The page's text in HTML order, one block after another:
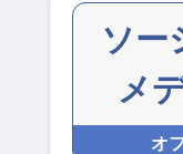
ソー
メ
オ